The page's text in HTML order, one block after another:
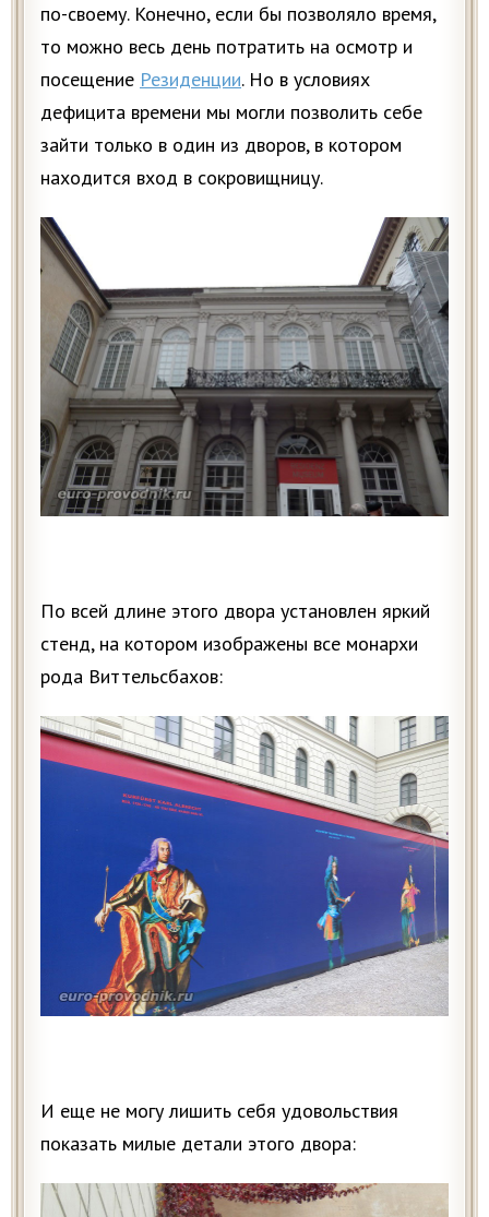
по-своему. Конечно, если бы позволяло время,
то можно весь день потратить на осмотр и
посещение Резиденции. Но в условиях
дефицита времени мы могли позволить себе
зайти только в один из дворов, в котором
находится вход в сокровищницу.
По всей длине этого двора установлен яркий
стенд, на котором изображены все монархи
рода Виттельсбахов:
И еще не могу лишить себя удовольствия
показать милые детали этого двора: